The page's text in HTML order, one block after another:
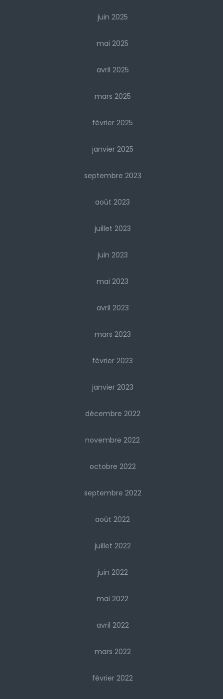
juin 2025
mai 2025
avril 2025
mars 2025
février 2025
janvier 2025
septembre 2023
août 2023
juillet 2023
juin 2023
mai 2023
avril 2023
mars 2023
février 2023
janvier 2023
décembre 2022
novembre 2022
octobre 2022
septembre 2022
août 2022
juillet 2022
juin 2022
mai 2022
avril 2022
mars 2022
février 2022